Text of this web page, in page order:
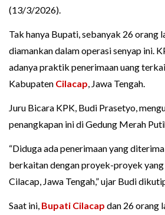
(13/3/2026).
Tak hanya Bupati, sebanyak 26 orang
diamankan dalam operasi senyap ini.
adanya praktik penerimaan uang
Kabupaten Cilacap, Jawa Tengah.
Juru Bicara KPK, Budi Prasetyo,
penangkapan ini di Gedung Merah
“Diduga ada penerimaan yang
berkaitan dengan proyek-proyek
Cilacap, Jawa Tengah,” ujar Budi
Saat ini, Bupati Cilacap dan 26 orang